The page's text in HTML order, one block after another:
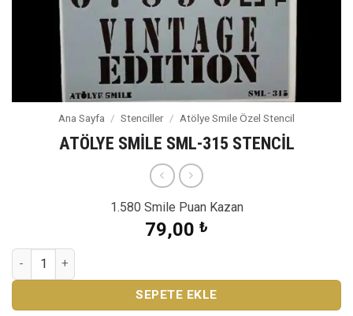
Ana Sayfa / Stenciller / Atölye Smile Özel Stencil
ATÖLYE SMİLE SML-315 STENCİL
1.580 Smile Puan Kazan
79,00 ₺
ATÖLYE SMİLE SML-315 STENCİL adet
SEPETE EKLE